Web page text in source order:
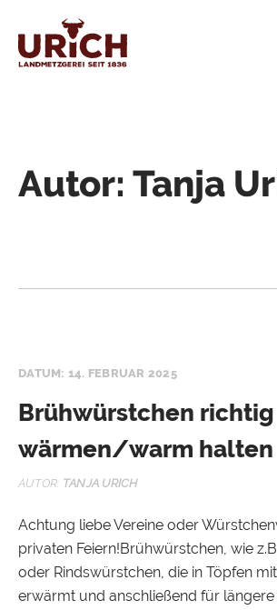
Autor: Tanja
DATUM: 14. FEBRUAR 2025
Brühwürstchen richtig
wärmen/warm halten
AUTOR: TANJA URICH
Achtung liebe Vereine oder
privaten Feiern!Brühwürstchen, wie
oder Rindswürstchen, die in Töpfen
erwärmt und anschließend für